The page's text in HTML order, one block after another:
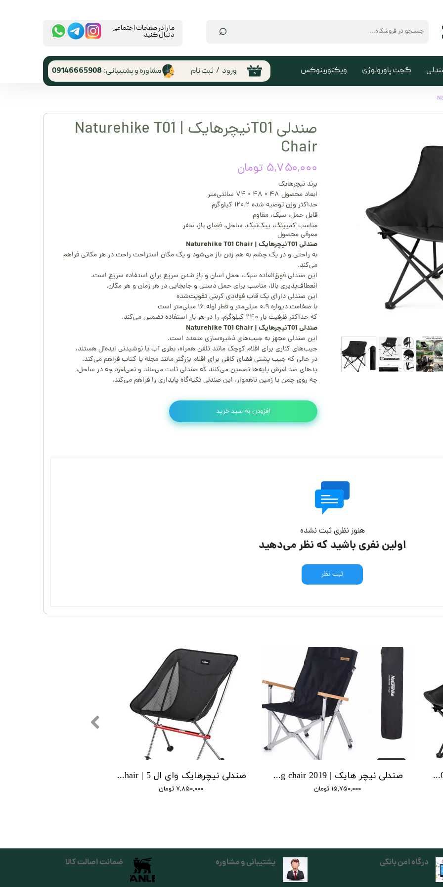
⌕
گجت پاورولوژی ویکتورینوکس ۰ ورود / ثبت نام
حساب کاربری
تغییر گذر واژه
سفارشات
مشاوره و پشتیبانی: 09146665908
​ما را در صفحات اجتماعی
دنبال کنید
صندلی T01نیچرهایک | Naturehike T01
Chair
۵,۷۵۰,۰۰۰ تومان
برند نیچرهایک
ابعاد محصول ۴۸ × ۴۸ × ۷۴ سانتی‌متر
حداکثر وزن توصیه شده ۱۲۰.۲ کیلوگرم
قابل حمل، سبک، مقاوم
مناسب کمپینگ، پیک‌نیک، ساحل، فضای باز، سفر
معرفی محصول
صندلی T01نیچرهایک | Naturehike T01 Chair
به راحتی و در یک چشم به هم زدن باز می‌شود و یک مکان استراحت راحت در هر مکانی فراهم
می‌کند.
این صندلی فوق‌العاده سبک، حمل آسان و باز شدن سریع برای استفاده سریع است.
انعطاف‌پذیری بالا، مناسب برای حمل دستی و جابجایی در هر زمان و هر مکان.
این صندلی دارای یک قاب فولادی کربنی تقویت‌شده
با ضخامت دیواره ۰.۹ میلی‌متر و قطر لوله ۱۶ میلی‌متر است
که حداکثر ظرفیت بار ۲۴۰ کیلوگرم، را در هر بار استفاده تضمین می‌کند.
صندلی T01نیچرهایک | Naturehike T01 Chair
این صندلی مجهز به جیب‌های ذخیره‌سازی متعدد است.
جیب‌های کناری برای اقلام کوچک مانند تلفن همراه، بطری آب یا نوشیدنی ایده‌آل هستند،
در حالی که جیب پشتی فضای کافی برای اقلام بزرگتر مانند مجله یا کتاب فراهم می‌کند.
پدهای ضد لغزش پایه‌ها تضمین می‌کنند که صندلی ثابت می‌ماند و نمی‌لغزد چه در ساحل،
چه روی چمن یا زمین ناهموار، این صندلی تکیه‌گاه پایداری را فراهم می‌کند.
افزودن به سبد خرید
هنوز نظری ثبت نشده
اولین نفری باشید که نظر می‌دهید
ثبت نظر
صندلی نیچرهایک وای ال 5 | yl05 moon folding moon chair
۷,۸۵۰,۰۰۰ تومان
صندلی نیچر هایک | 2019 shangye folding chair
۱۵,۷۵۰,۰۰۰ تومان
صندلی T01نیچرهایک | Naturehike T01 Chair
درگاه امن بانکی پشتیبانی و مشاوره ضمانت اصالت کالا